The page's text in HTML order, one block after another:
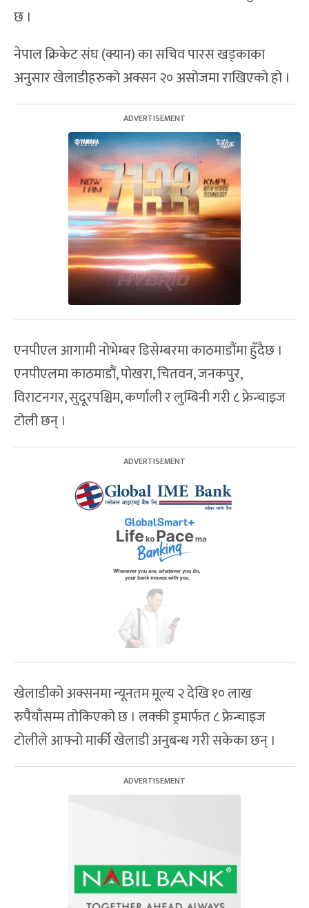
छ ।
नेपाल क्रिकेट संघ (क्यान) का सचिव पारस खड्काका
अनुसार खेलाडीहरुको अक्सन २० असोजमा राखिएको हो ।
एनपीएल आगामी नोभेम्बर डिसेम्बरमा काठमाडौंमा हुँदैछ ।
एनपीएलमा काठमाडौं, पोखरा, चितवन, जनकपुर,
विराटनगर, सुदूरपश्चिम, कर्णाली र लुम्बिनी गरी ८ फ्रेन्चाइज
टोली छन् ।
खेलाडीको अक्सनमा न्यूनतम मूल्य २ देखि १० लाख
रुपैयाँसम्म तोकिएको छ । लक्की ड्रमार्फत ८ फ्रेन्चाइज
टोलीले आफ्नो मार्की खेलाडी अनुबन्ध गरी सकेका छन् ।